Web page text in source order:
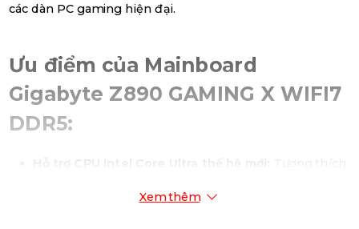
các dàn PC gaming hiện đại.
Ưu điểm của Mainboard
Gigabyte Z890 GAMING X WIFI7
DDR5:
Hỗ trợ CPU Intel Core Ultra thế hệ mới:
thống với CPU Intel mạnh mẽ nhất.
Xem thêm